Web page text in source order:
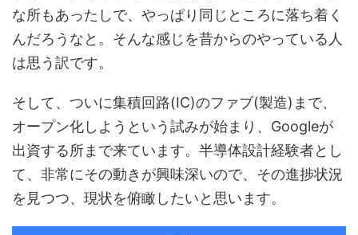
な所もあったしで、やっぱり同じところに落ち着く
んだろうなと。そんな感じを昔からのやっている人
は思う訳です。
そして、ついに集積回路(IC)のファブ(製造)まで、
オープン化しようという試みが始まり、Googleが
出資する所まで来ています。半導体設計経験者とし
て、非常にその動きが興味深いので、その進捗状況
を見つつ、現状を俯瞰したいと思います。